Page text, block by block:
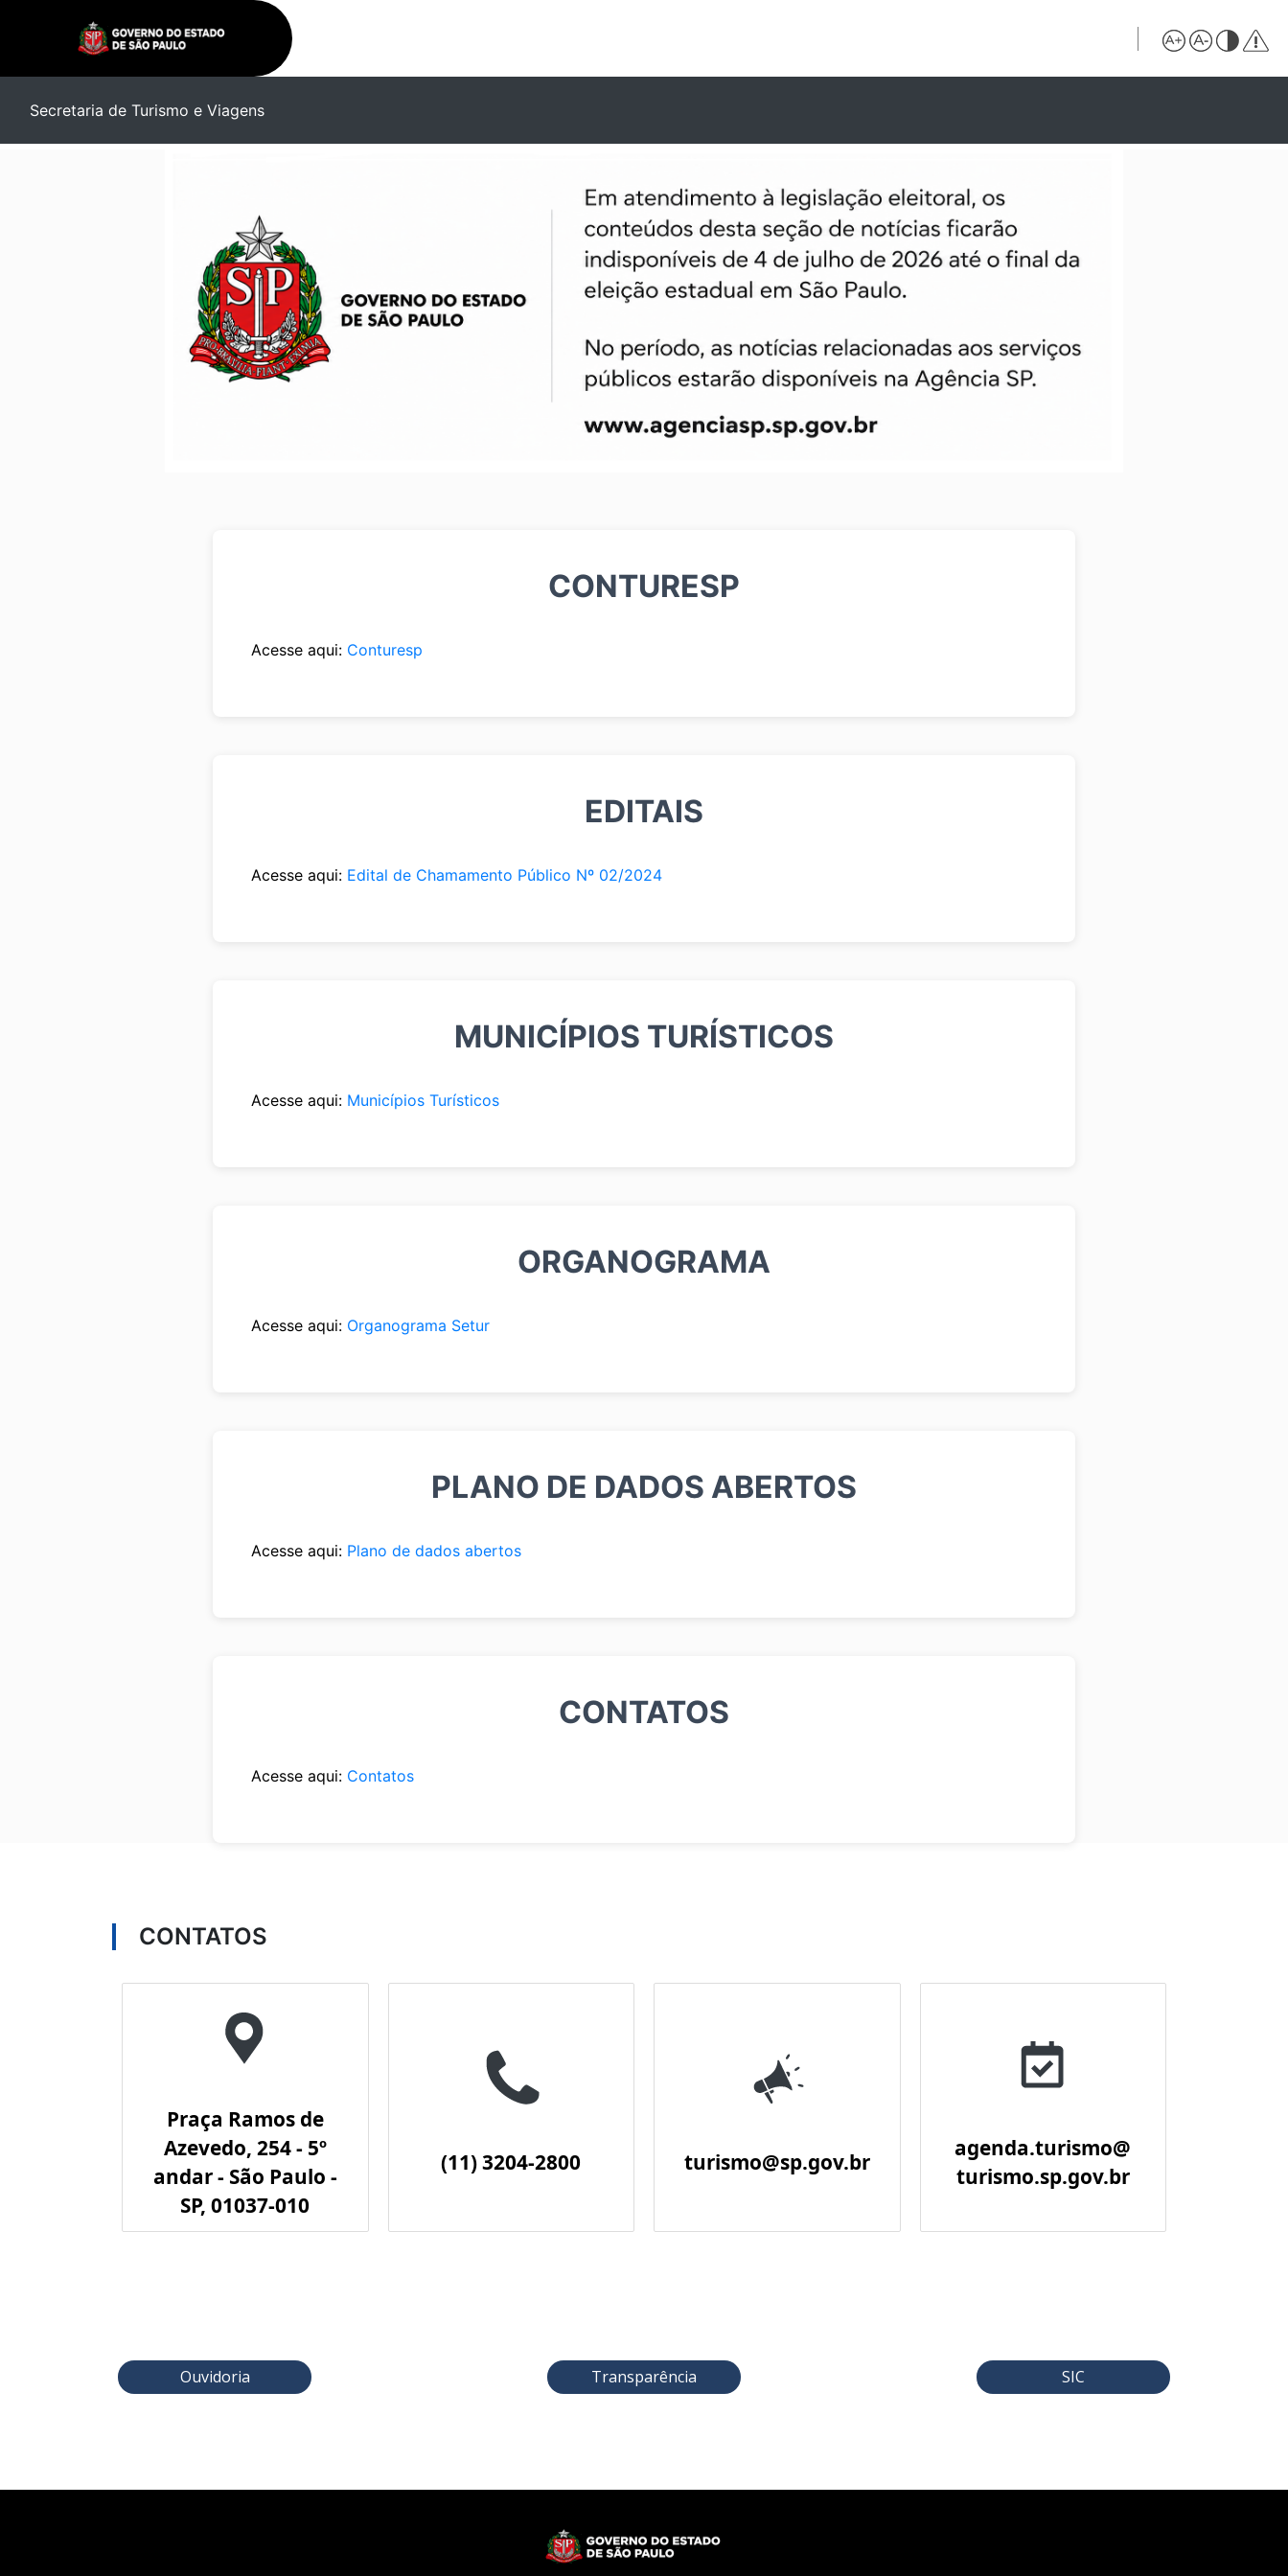
Secretaria de Turismo e Viagens
CONTURESP
Acesse aqui: Conturesp
EDITAIS
Acesse aqui: Edital de Chamamento Público Nº 02/2024
MUNICÍPIOS TURÍSTICOS
Acesse aqui: Municípios Turísticos
ORGANOGRAMA
Acesse aqui: Organograma Setur
PLANO DE DADOS ABERTOS
Acesse aqui: Plano de dados abertos
CONTATOS
Acesse aqui: Contatos
CONTATOS
Praça Ramos de
Azevedo, 254 - 5º
andar - São Paulo -
SP, 01037-010
(11) 3204-2800 turismo@sp.gov.br
agenda.turismo@
turismo.sp.gov.br
Ouvidoria Transparência SIC